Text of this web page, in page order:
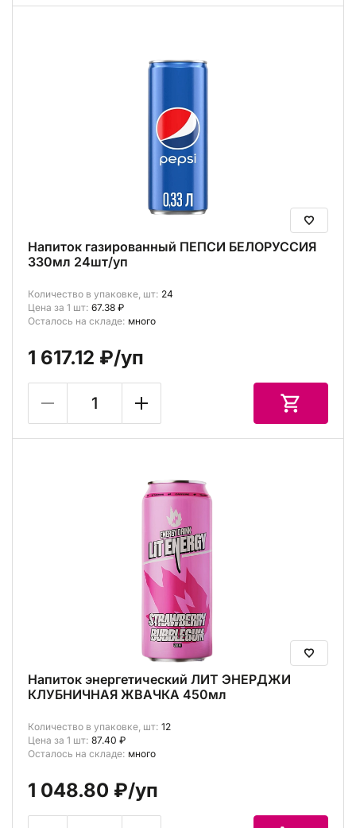
Напиток газированный ПЕПСИ БЕЛОРУССИЯ
330мл 24шт/уп
Количество в упаковке, шт: 24
Цена за 1 шт: 67.38 ₽
Осталось на складе: много
1 617.12 ₽/уп
Напиток энергетический ЛИТ ЭНЕРДЖИ
КЛУБНИЧНАЯ ЖВАЧКА 450мл
Количество в упаковке, шт: 12
Цена за 1 шт: 87.40 ₽
Осталось на складе: много
1 048.80 ₽/уп